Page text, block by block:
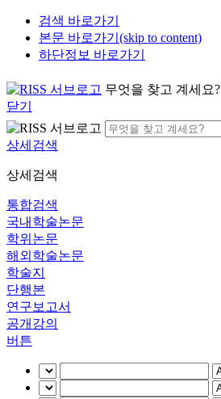
검색 바로가기
본문 바로가기(skip to content)
하단정보 바로가기
무엇을 찾고 계세요?
닫기
상세검색
상세검색
통합검색
국내학술논문
학위논문
해외학술논문
학술지
단행본
연구보고서
공개강의
버튼